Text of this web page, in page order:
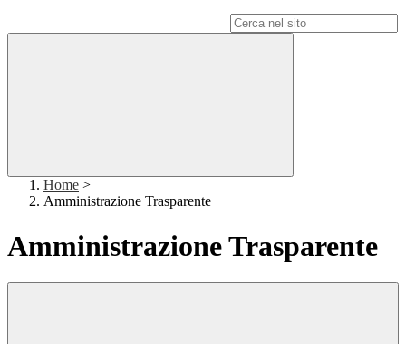
Home >
Amministrazione Trasparente
Amministrazione Trasparente